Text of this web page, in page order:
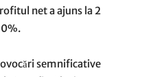
net a ajuns la 2
semnificative